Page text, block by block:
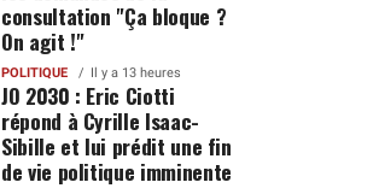
consultation "Ça bloque ?
On agit !"
POLITIQUE Il y a 13 heures
JO 2030 : Eric Ciotti
répond à Cyrille Isaac-
Sibille et lui prédit une fin
de vie politique imminente